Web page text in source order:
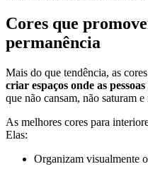
Cores que
permanência
Mais do que tendência, as
criar espaços onde as
que não cansam, não saturam
As melhores cores para
Elas:
Organizam visualmente